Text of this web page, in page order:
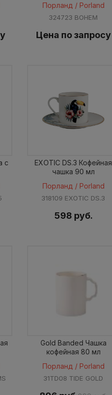
Порланд / Porland
324723 BOHEM
Цена по запросу
с
EXOTIC DS.3 Кофейная
чашка 90 мл
Порланд / Porland
318109 EXOTIC DS.3
598 руб.
Gold Banded Чашка
кофейная 80 мл
Порланд / Porland
31TD08 TIDE GOLD